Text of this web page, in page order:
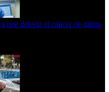
que detecta el cáncer de mama